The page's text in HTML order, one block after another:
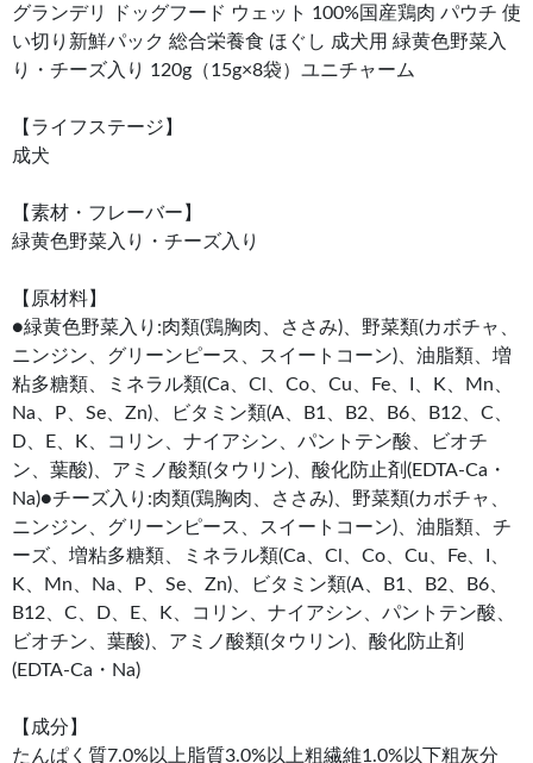
グランデリ ドッグフード ウェット 100%国産鶏肉 パウチ 使
い切り新鮮パック 総合栄養食 ほぐし 成犬用 緑黄色野菜入
り・チーズ入り 120g（15g×8袋）ユニチャーム
【ライフステージ】
成犬
【素材・フレーバー】
緑黄色野菜入り・チーズ入り
【原材料】
●緑黄色野菜入り:肉類(鶏胸肉、ささみ)、野菜類(カボチャ、
ニンジン、グリーンピース、スイートコーン)、油脂類、増
粘多糖類、ミネラル類(Ca、Cl、Co、Cu、Fe、I、K、Mn、
Na、P、Se、Zn)、ビタミン類(A、B1、B2、B6、B12、C、
D、E、K、コリン、ナイアシン、パントテン酸、ビオチ
ン、葉酸)、アミノ酸類(タウリン)、酸化防止剤(EDTA-Ca・
Na)●チーズ入り:肉類(鶏胸肉、ささみ)、野菜類(カボチャ、
ニンジン、グリーンピース、スイートコーン)、油脂類、チ
ーズ、増粘多糖類、ミネラル類(Ca、Cl、Co、Cu、Fe、I、
K、Mn、Na、P、Se、Zn)、ビタミン類(A、B1、B2、B6、
B12、C、D、E、K、コリン、ナイアシン、パントテン酸、
ビオチン、葉酸)、アミノ酸類(タウリン)、酸化防止剤
(EDTA-Ca・Na)
【成分】
たんぱく質7.0%以上脂質3.0%以上粗繊維1.0%以下粗灰分